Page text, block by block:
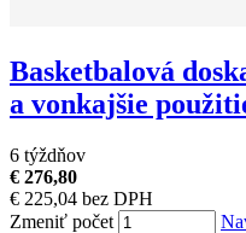
Basketbalová
a vonkajšie
6 týždňov
€ 276,80
€ 225,04 bez DPH
Zmeniť počet